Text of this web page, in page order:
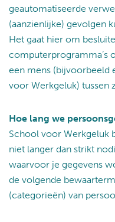
geautomatiseerde
(aanzienlijke) gevolgen
Het gaat hier om
computerprogramma’s
een mens (bijvoorbeeld
voor Werkgeluk) tussen
Hoe lang we
School voor Werkgeluk
niet langer dan strikt
waarvoor je gegevens
de volgende
(categorieën) van